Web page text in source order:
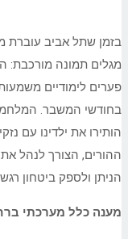
בזמן שתל אביב עוברת
מגלים תמונה מורכבת:
פערים לימודיים
בחודשי המשבר.
הותירו את ילדינו עם
ההורים, הצורך לנהל
הניתן ולספק ביטחון
מענה כלל מערכתי